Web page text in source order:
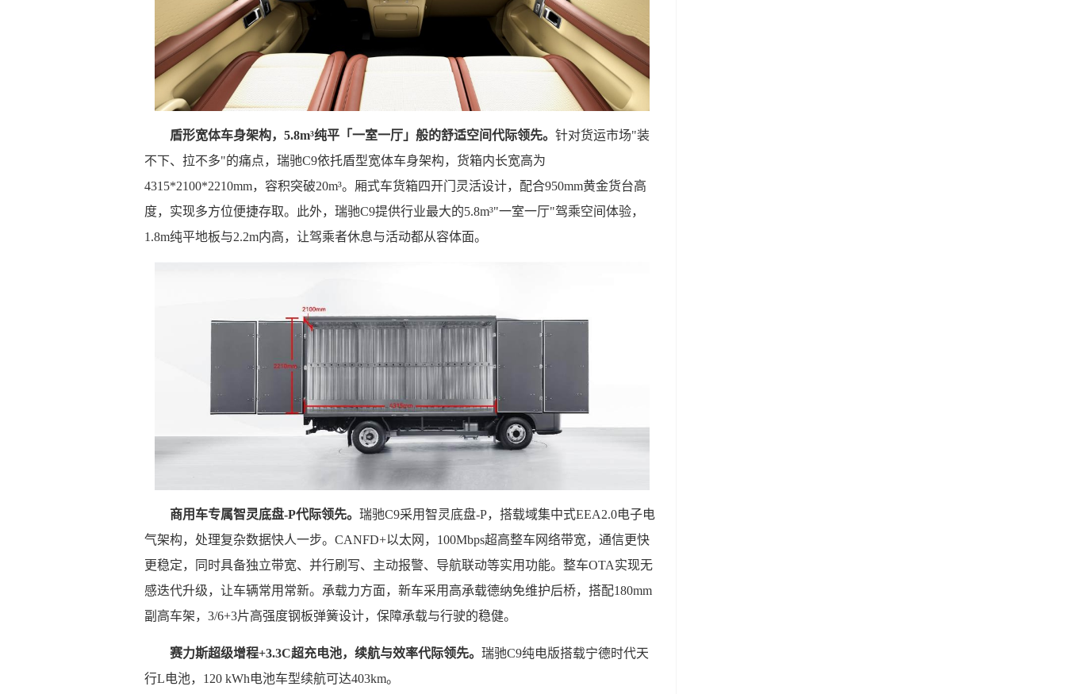
盾形宽体车身架构，5.8m³纯平「一室一厅」般的舒适空间代际领先。 针对货运市场"装
不下、拉不多"的痛点，瑞驰C9依托盾型宽体车身架构，货箱内长宽高为
4315*2100*2210mm，容积突破20m³。厢式车货箱四开门灵活设计，配合950mm黄金货台高
度，实现多方位便捷存取。此外，瑞驰C9提供行业最大的5.8m³"一室一厅"驾乘空间体验，
1.8m纯平地板与2.2m内高，让驾乘者休息与活动都从容体面。
商用车专属智灵底盘-P代际领先。 瑞驰C9采用智灵底盘-P，搭载域集中式EEA2.0电子电
气架构，处理复杂数据快人一步。CANFD+以太网，100Mbps超高整车网络带宽，通信更快
更稳定，同时具备独立带宽、并行刷写、主动报警、导航联动等实用功能。整车OTA实现无
感迭代升级，让车辆常用常新。承载力方面，新车采用高承载德纳免维护后桥，搭配180mm
副高车架，3/6+3片高强度钢板弹簧设计，保障承载与行驶的稳健。
赛力斯超级增程+3.3C超充电池，续航与效率代际领先。 瑞驰C9纯电版搭载宁德时代天
行L电池，120 kWh电池车型续航可达403km。